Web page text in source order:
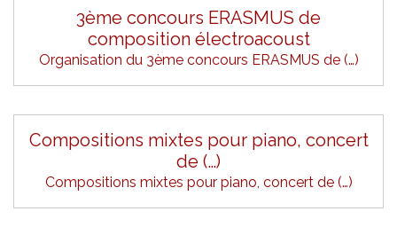
3ème concours ERASMUS de
composition électroacoust
Organisation du 3ème concours ERASMUS de (…)
Compositions mixtes pour piano, concert
de (…)
Compositions mixtes pour piano, concert de (…)